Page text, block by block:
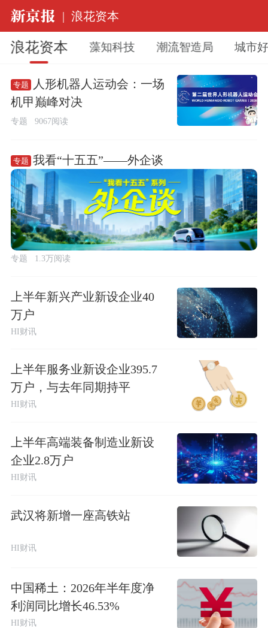
| 浪花资本
浪花资本 藻知科技 潮流智造局 城市
专题
人形机器人运动会：一场
机甲巅峰对决
专题 9067阅读
专题 我看“十五五”——外企谈
专题 1.3万阅读
上半年新兴产业新设企业40
万户
HI财讯
上半年服务业新设企业395.7
万户，与去年同期持平
HI财讯
上半年高端装备制造业新设
企业2.8万户
HI财讯
武汉将新增一座高铁站
HI财讯
中国稀土：2026年半年度净
利润同比增长46.53%
HI财讯